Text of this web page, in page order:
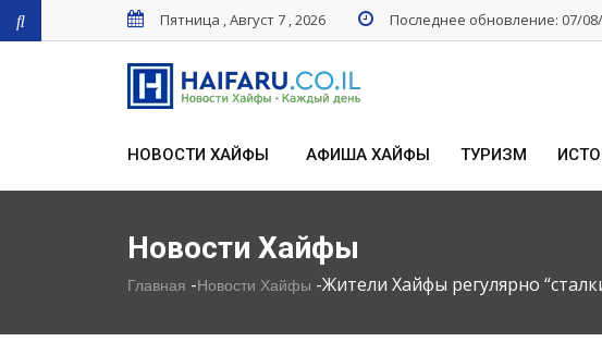
Пятница , Август 7 , 2026 Последнее обновление: 07/08/
НОВОСТИ ХАЙФЫ АФИША ХАЙФЫ ТУРИЗМ
Новости Хайфы
Главная -Новости Хайфы -Жители Хайфы регулярно